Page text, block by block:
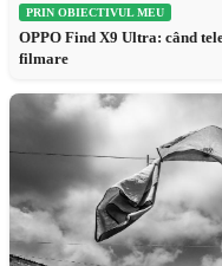
PRIN OBIECTIVUL MEU
OPPO Find X9 Ultra: când
filmare